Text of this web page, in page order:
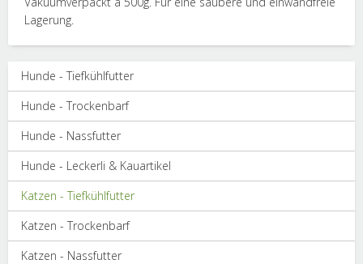
Lagerung.
Hunde - Tiefkühlfutter
Hunde - Trockenbarf
Hunde - Nassfutter
Hunde - Leckerli & Kauartikel
Katzen - Tiefkühlfutter
Katzen - Trockenbarf
Katzen - Nassfutter